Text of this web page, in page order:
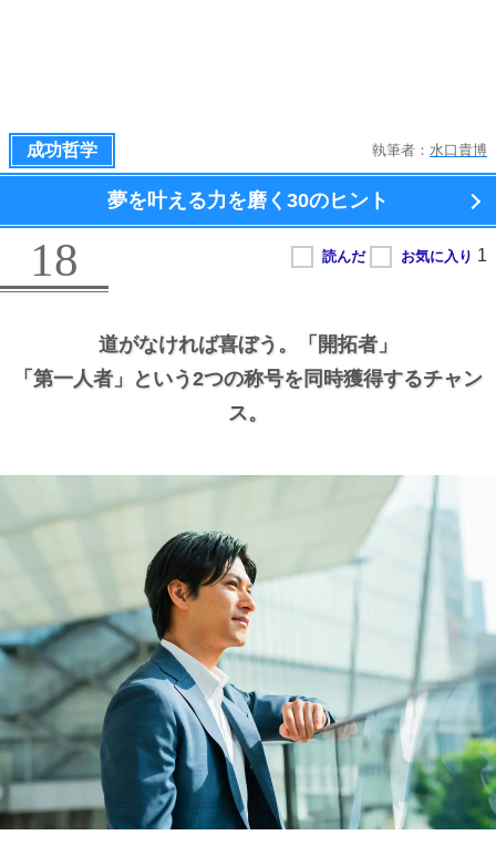
成功哲学 執筆者： 水口貴博
夢を叶える力を磨く 30のヒント
18
道がなければ喜ぼう。
「開拓者」
「第一人者」という2つの称号を同時獲得するチャン
ス。